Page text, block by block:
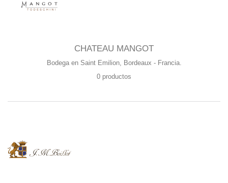
CHATEAU MANGOT
Bodega en Saint Emilion, Bordeaux - Francia.
0 productos